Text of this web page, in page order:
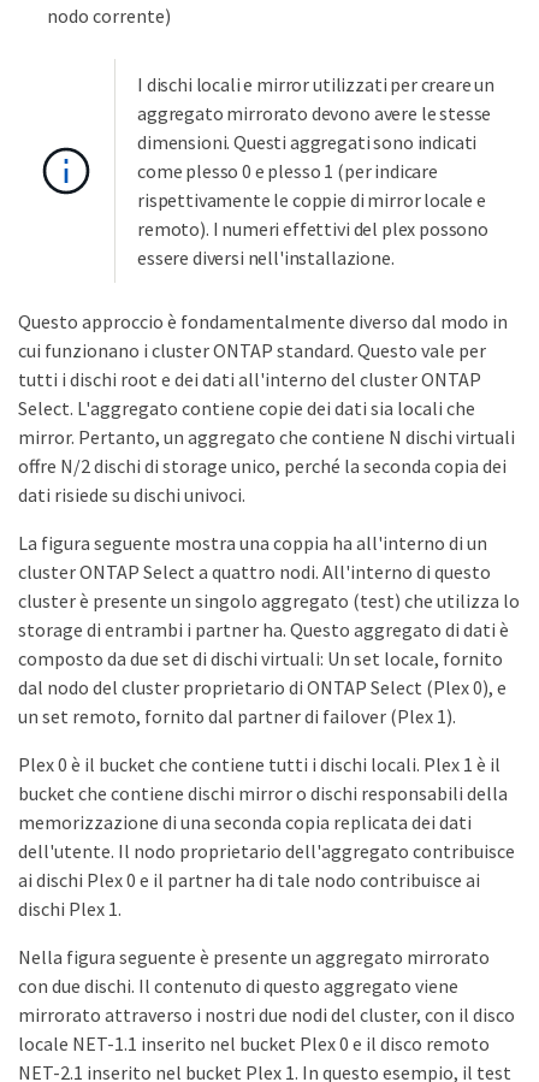
nodo corrente)
I dischi locali e mirror utilizzati per creare un
aggregato mirrorato devono avere le stesse
dimensioni. Questi aggregati sono indicati
come plesso 0 e plesso 1 (per indicare
rispettivamente le coppie di mirror locale e
remoto). I numeri effettivi del plex possono
essere diversi nell'installazione.
Questo approccio è fondamentalmente diverso dal modo in
cui funzionano i cluster ONTAP standard. Questo vale per
tutti i dischi root e dei dati all'interno del cluster ONTAP
Select. L'aggregato contiene copie dei dati sia locali che
mirror. Pertanto, un aggregato che contiene N dischi virtuali
offre N/2 dischi di storage unico, perché la seconda copia dei
dati risiede su dischi univoci.
La figura seguente mostra una coppia ha all'interno di un
cluster ONTAP Select a quattro nodi. All'interno di questo
cluster è presente un singolo aggregato (test) che utilizza lo
storage di entrambi i partner ha. Questo aggregato di dati è
composto da due set di dischi virtuali: Un set locale, fornito
dal nodo del cluster proprietario di ONTAP Select (Plex 0), e
un set remoto, fornito dal partner di failover (Plex 1).
Plex 0 è il bucket che contiene tutti i dischi locali. Plex 1 è il
bucket che contiene dischi mirror o dischi responsabili della
memorizzazione di una seconda copia replicata dei dati
dell'utente. Il nodo proprietario dell'aggregato contribuisce
ai dischi Plex 0 e il partner ha di tale nodo contribuisce ai
dischi Plex 1.
Nella figura seguente è presente un aggregato mirrorato
con due dischi. Il contenuto di questo aggregato viene
mirrorato attraverso i nostri due nodi del cluster, con il disco
locale NET-1.1 inserito nel bucket Plex 0 e il disco remoto
NET-2.1 inserito nel bucket Plex 1. In questo esempio, il test